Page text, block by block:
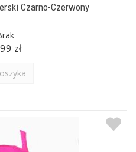
Czarno-Czerwony
zł